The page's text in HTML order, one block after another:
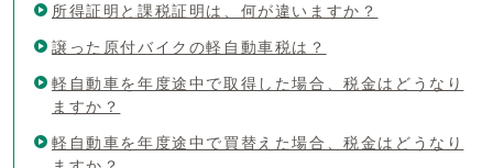
所得証明と課税証明は、何が違いますか？
譲った原付バイクの軽自動車税は？
軽自動車を年度途中で取得した場合、税金はどうなり
ますか？
軽自動車を年度途中で買替えた場合、税金はどうなり